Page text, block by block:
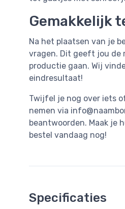
Gemakkelijk
Na het plaatsen van je
vragen. Dit geeft jou de
productie gaan. Wij
eindresultaat!
Twijfel je nog over iets
nemen via
beantwoorden. Maak je
bestel vandaag nog!
Specificaties